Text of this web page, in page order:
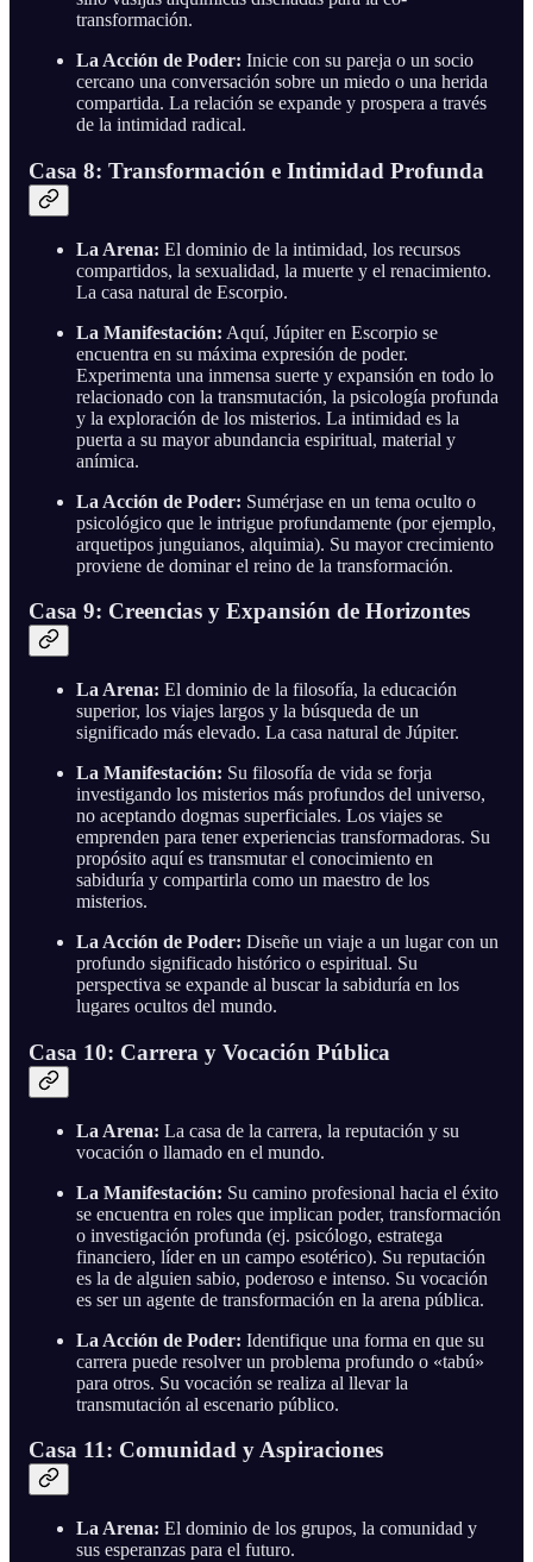
transformación.
La Acción de Poder: Inicie con su pareja o un socio
cercano una conversación sobre un miedo o una herida
compartida. La relación se expande y prospera a través
de la intimidad radical.
Casa 8: Transformación e Intimidad Profunda
La Arena: El dominio de la intimidad, los recursos
compartidos, la sexualidad, la muerte y el renacimiento.
La casa natural de Escorpio.
La Manifestación: Aquí, Júpiter en Escorpio se
encuentra en su máxima expresión de poder.
Experimenta una inmensa suerte y expansión en todo lo
relacionado con la transmutación, la psicología profunda
y la exploración de los misterios. La intimidad es la
puerta a su mayor abundancia espiritual, material y
anímica.
La Acción de Poder: Sumérjase en un tema oculto o
psicológico que le intrigue profundamente (por ejemplo,
arquetipos junguianos, alquimia). Su mayor crecimiento
proviene de dominar el reino de la transformación.
Casa 9: Creencias y Expansión de Horizontes
La Arena: El dominio de la filosofía, la educación
superior, los viajes largos y la búsqueda de un
significado más elevado. La casa natural de Júpiter.
La Manifestación: Su filosofía de vida se forja
investigando los misterios más profundos del universo,
no aceptando dogmas superficiales. Los viajes se
emprenden para tener experiencias transformadoras. Su
propósito aquí es transmutar el conocimiento en
sabiduría y compartirla como un maestro de los
misterios.
La Acción de Poder: Diseñe un viaje a un lugar con un
profundo significado histórico o espiritual. Su
perspectiva se expande al buscar la sabiduría en los
lugares ocultos del mundo.
Casa 10: Carrera y Vocación Pública
La Arena: La casa de la carrera, la reputación y su
vocación o llamado en el mundo.
La Manifestación: Su camino profesional hacia el éxito
se encuentra en roles que implican poder, transformación
o investigación profunda (ej. psicólogo, estratega
financiero, líder en un campo esotérico). Su reputación
es la de alguien sabio, poderoso e intenso. Su vocación
es ser un agente de transformación en la arena pública.
La Acción de Poder: Identifique una forma en que su
carrera puede resolver un problema profundo o «tabú»
para otros. Su vocación se realiza al llevar la
transmutación al escenario público.
Casa 11: Comunidad y Aspiraciones
La Arena: El dominio de los grupos, la comunidad y
sus esperanzas para el futuro.